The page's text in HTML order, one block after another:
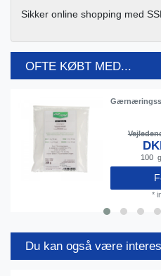
Sikker online shopping med
OFTE KØBT MED...
100
*
Du kan også være